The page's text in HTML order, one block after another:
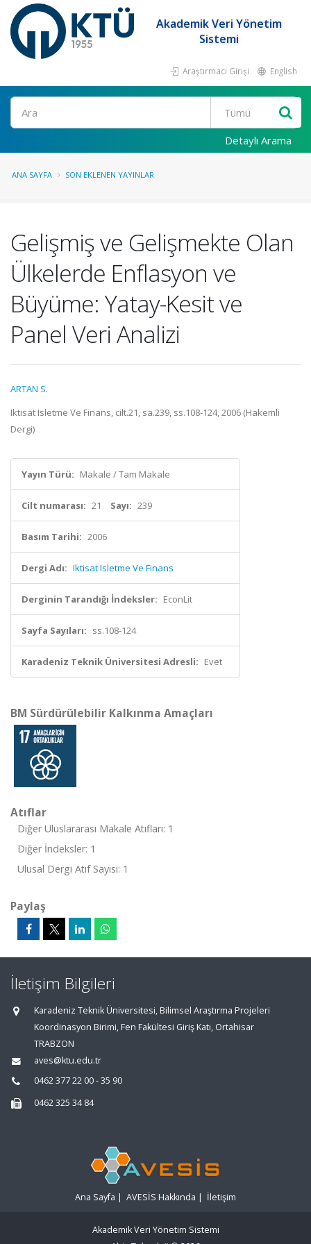
Akademik Veri Yönetim
Sistemi
Araştırmacı Girişi English
Ara
Detaylı Arama
ANA SAYFA SON EKLENEN YAYINLAR
Gelişmiş ve Gelişmekte Olan
Ülkelerde Enflasyon ve
Büyüme: Yatay-Kesit ve
Panel Veri Analizi
ARTAN S.
Iktisat Isletme Ve Finans, cilt.21, sa.239, ss.108-124, 2006 (Hakemli
Dergi)
Yayın Türü: Makale / Tam Makale
Cilt numarası: 21 Sayı: 239
Basım Tarihi: 2006
Dergi Adı: Iktisat Isletme Ve Finans
Derginin Tarandığı İndeksler: EconLit
Sayfa Sayıları: ss.108-124
Karadeniz Teknik Üniversitesi Adresli: Evet
BM Sürdürülebilir Kalkınma Amaçları
Atıflar
Diğer Uluslararası Makale Atıfları: 1
Diğer İndeksler: 1
Ulusal Dergi Atıf Sayısı: 1
Paylaş
İletişim Bilgileri
Karadeniz Teknik Üniversitesi, Bilimsel Araştırma Projeleri
Koordinasyon Birimi, Fen Fakültesi Giriş Katı, Ortahisar
TRABZON
aves@ktu.edu.tr
0462 377 22 00 - 35 90
0462 325 34 84
Ana Sayfa | AVESİS Hakkında | İletişim
Akademik Veri Yönetim Sistemi